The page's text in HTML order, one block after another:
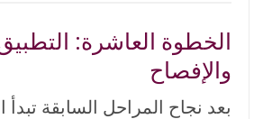
الخطوة العاشرة:
والإفصاح
بعد نجاح المراحل السابقة تبدأ